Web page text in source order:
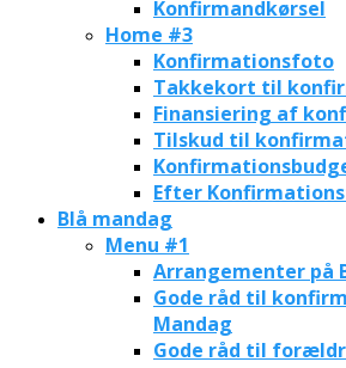
Konfirmandkørsel
Home #3
Konfirmationsfoto
Takkekort til
Finansiering af
Tilskud til
Efter
Blå mandag
Menu #1
Arrangementer på
Gode råd til
Mandag
Gode råd til